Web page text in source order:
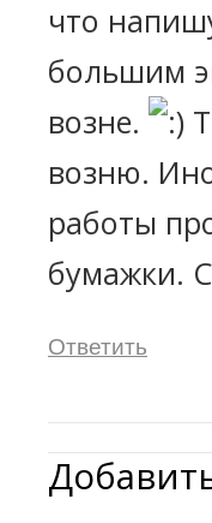
что
большим
возне.
возню.
работы
бумажки.
Ответить